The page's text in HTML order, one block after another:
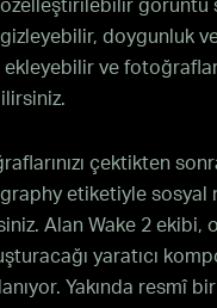
özelleştirilebilir görüntü
doygunluk
ve
çektikten
etiketiyle sosyal
Alan Wake 2 ekibi,
yaratıcı
Yakında resmî